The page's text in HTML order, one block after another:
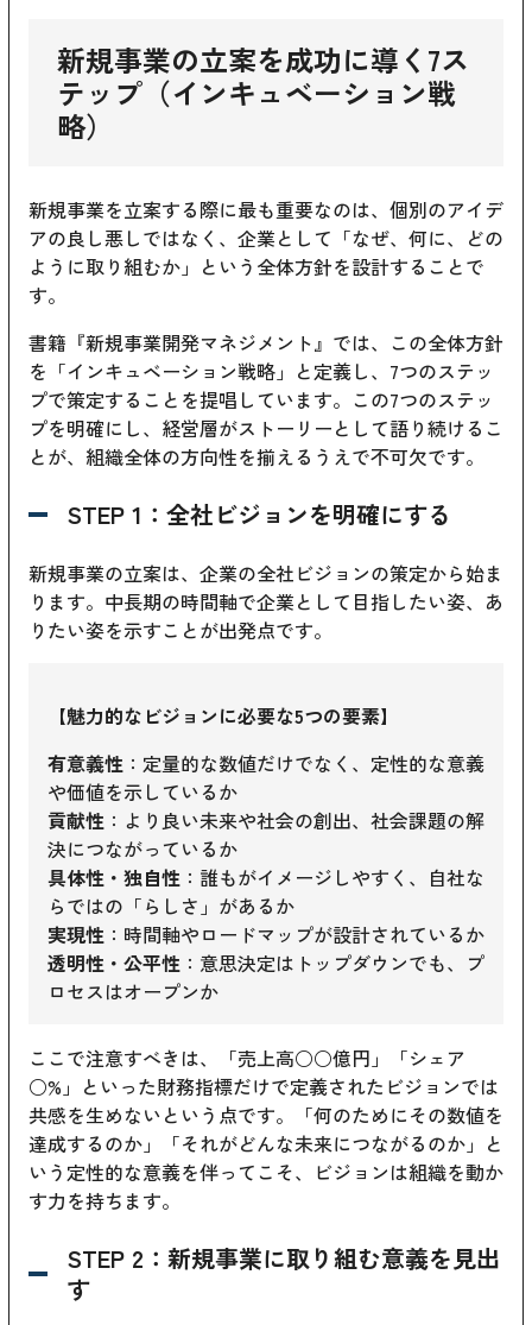
新規事業の立案を成功に導く7ス
テップ（インキュベーション戦
略）
新規事業を立案する際に最も重要なのは、個別のアイデ
アの良し悪しではなく、企業として「なぜ、何に、どの
ように取り組むか」という全体方針を設計することで
す。
書籍『新規事業開発マネジメント』では、この全体方針
を「インキュベーション戦略」と定義し、7つのステッ
プで策定することを提唱しています。この7つのステッ
プを明確にし、経営層がストーリーとして語り続けるこ
とが、組織全体の方向性を揃えるうえで不可欠です。
STEP 1：全社ビジョンを明確にする
新規事業の立案は、企業の全社ビジョンの策定から始ま
ります。中長期の時間軸で企業として目指したい姿、あ
りたい姿を示すことが出発点です。
【魅力的なビジョンに必要な5つの要素】
有意義性 ：定量的な数値だけでなく、定性的な意義
や価値を示しているか
貢献性 ：より良い未来や社会の創出、社会課題の解
決につながっているか
具体性・独自性 ：誰もがイメージしやすく、自社な
らではの「らしさ」があるか
実現性 ：時間軸やロードマップが設計されているか
透明性・公平性 ：意思決定はトップダウンでも、プ
ロセスはオープンか
ここで注意すべきは、「売上高○○億円」「シェア
○%」といった財務指標だけで定義されたビジョンでは
共感を生めないという点です。「何のためにその数値を
達成するのか」「それがどんな未来につながるのか」と
いう定性的な意義を伴ってこそ、ビジョンは組織を動か
す力を持ちます。
STEP 2：新規事業に取り組む意義を見出
す